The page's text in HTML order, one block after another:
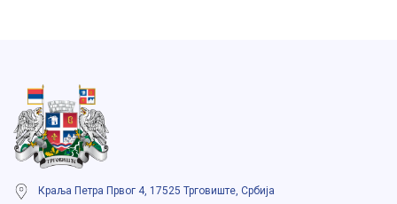
Краља Петра Првог 4, 17525 Трговиште, Србија